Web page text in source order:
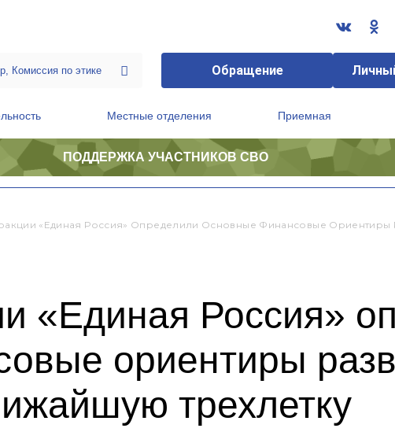
Обращение
Местные отделения Приемная
ПОДДЕРЖКА УЧАСТНИКОВ СВО
«Единая Россия» Определили Основные Финансовые
«Единая Россия»
ориентиры
трехлетку